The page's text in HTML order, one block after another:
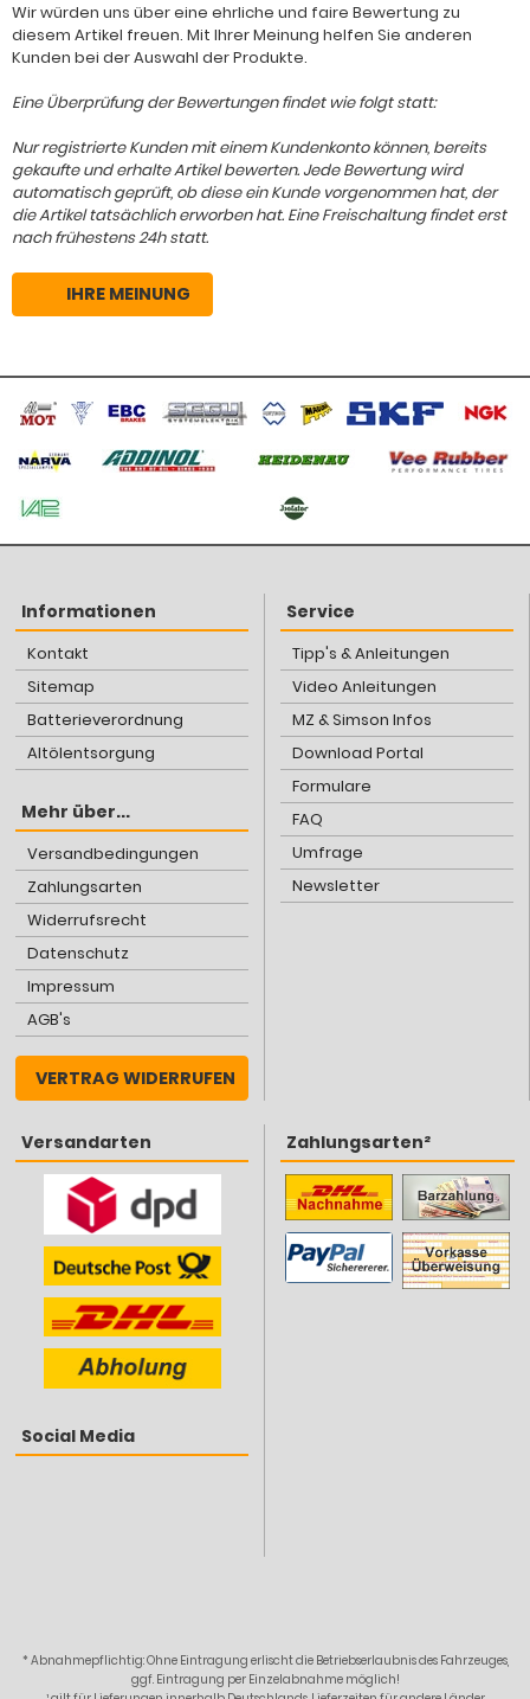
Wir würden uns über eine ehrliche und faire Bewertung zu
diesem Artikel freuen. Mit Ihrer Meinung helfen Sie anderen
Kunden bei der Auswahl der Produkte.
Eine Überprüfung der Bewertungen findet wie folgt statt:
Nur registrierte Kunden mit einem Kundenkonto können, bereits
gekaufte und erhalte Artikel bewerten. Jede Bewertung wird
automatisch geprüft, ob diese ein Kunde vorgenommen hat, der
die Artikel tatsächlich erworben hat. Eine Freischaltung findet erst
nach frühestens 24h statt.
IHRE MEINUNG
Informationen
Kontakt
Sitemap
Batterieverordnung
Altölentsorgung
Mehr über...
Versandbedingungen
Zahlungsarten
Widerrufsrecht
Datenschutz
Impressum
AGB's
VERTRAG WIDERRUFEN
Service
Tipp's & Anleitungen
Video Anleitungen
MZ & Simson Infos
Download Portal
Formulare
FAQ
Umfrage
Newsletter
Versandarten
Social Media
Zahlungsarten²
* Abnahmepflichtig: Ohne Eintragung erlischt die Betriebserlaubnis des Fahrzeuges,
ggf. Eintragung per Einzelabnahme möglich!